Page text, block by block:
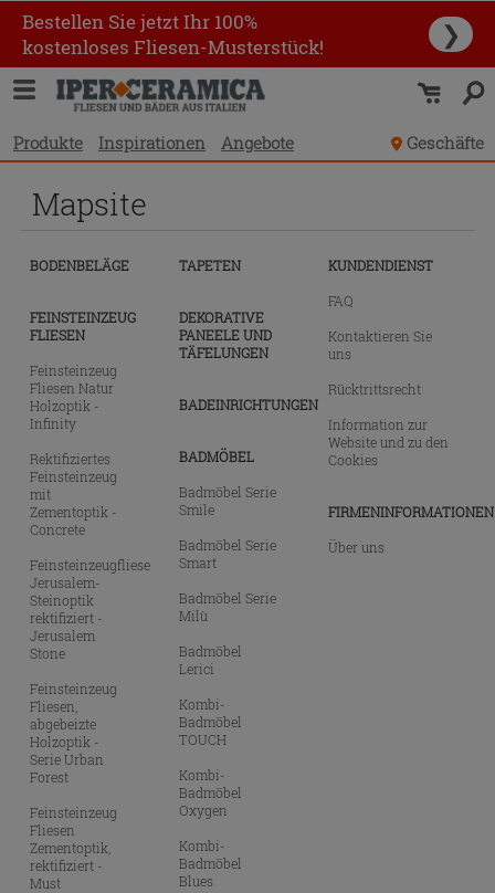
Bestellen Sie jetzt Ihr 100%
kostenloses Fliesen-Musterstück!
❯
Produkte Inspirationen Angebote Geschäfte
Mapsite
BODENBELÄGE
FEINSTEINZEUG
FLIESEN
Feinsteinzeug
Fliesen Natur
Holzoptik -
Infinity
Rektifiziertes
Feinsteinzeug
mit
Zementoptik -
Concrete
Feinsteinzeugfliese
Jerusalem-
Steinoptik
rektifiziert -
Jerusalem
Stone
Feinsteinzeug
Fliesen,
abgebeizte
Holzoptik -
Serie Urban
Forest
Feinsteinzeug
Fliesen
Zementoptik,
rektifiziert -
Must
TAPETEN
DEKORATIVE
PANEELE UND
TÄFELUNGEN
BADEINRICHTUNGEN
BADMÖBEL
Badmöbel Serie
Smile
Badmöbel Serie
Smart
Badmöbel Serie
Milù
Badmöbel
Lerici
Kombi-
Badmöbel
TOUCH
Kombi-
Badmöbel
Oxygen
Kombi-
Badmöbel
Blues
KUNDENDIENST
FAQ
Kontaktieren Sie
uns
Rücktrittsrecht
Information zur
Website und zu den
Cookies
FIRMENINFORMATIONEN
Über uns